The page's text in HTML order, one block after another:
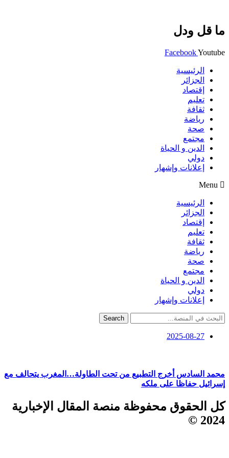
ما قل ودل
FacebookYoutube
الرئيسية
الجزائر
إقتصاد
تعليم
ثقافة
رياضة
صحة
مجتمع
الدين و الحياة
دولي
إعلانات وإشهار
Menu
الرئيسية
الجزائر
إقتصاد
تعليم
ثقافة
رياضة
صحة
مجتمع
الدين و الحياة
دولي
إعلانات وإشهار
Search
2025-08-27
محمد السادس أخرج التطبيع من تحت الطاولة…المغرب يتحالف مع
إسرائيل حفاظا على ملكه
كل الحقوق محفوظة منصة المقال الإخبارية
2024 ©